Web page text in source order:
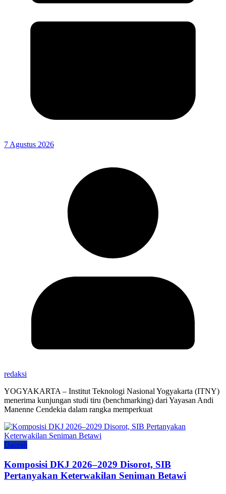
7 Agustus 2026
redaksi
YOGYAKARTA – Institut Teknologi Nasional Yogyakarta (ITNY)
menerima kunjungan studi tiru (benchmarking) dari Yayasan Andi
Manenne Cendekia dalam rangka memperkuat
Daerah
Komposisi DKJ 2026–2029 Disorot, SIB
Pertanyakan Keterwakilan Seniman Betawi